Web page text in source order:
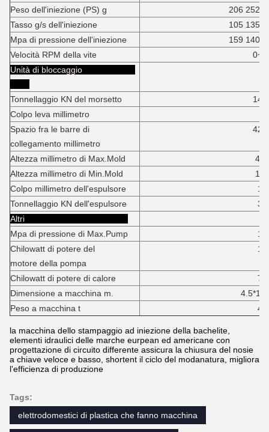
Peso dell'iniezione (PS) g
206 252
Tasso g/s dell'iniezione
105 135
Mpa di pressione dell'iniezione
159 140
Velocità RPM della vite
Unità di bloccaggio
Tonnellaggio KN del morsetto
Colpo leva millimetro
Spazio fra le barre di
collegamento millimetro
Altezza millimetro di Max.Mold
450
Altezza millimetro di Min.Mold
170
Colpo millimetro dell'espulsore
Tonnellaggio KN dell'espulsore
33
Altri
Mpa di pressione di Max.Pump
16
Chilowatt di potere del
motore della pompa
13
Chilowatt di potere di calore
7,2
Dimensione a macchina m.
Peso a macchina t
4,2
la macchina dello stampaggio ad iniezione della bachelite,
elementi idraulici delle marche eurpean ed americane con
progettazione di circuito differente assicura la chiusura del nosie
a chiave veloce e basso, shortent il ciclo del modanatura, migliora
l'efficienza di produzione
Tags:
elettrodomestici di plastica che fanno macchina